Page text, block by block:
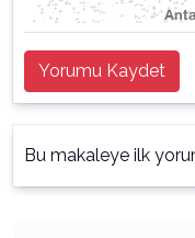
Yorumu Kaydet
Bu makaleye ilk